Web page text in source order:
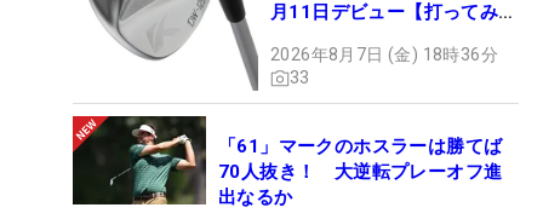
月11日デビュー【打ってみ
2026年8月7日 (金) 18時36分
33
「61」マークのホスラーは勝てば
70人抜き！ 大逆転プレーオフ進
出なるか